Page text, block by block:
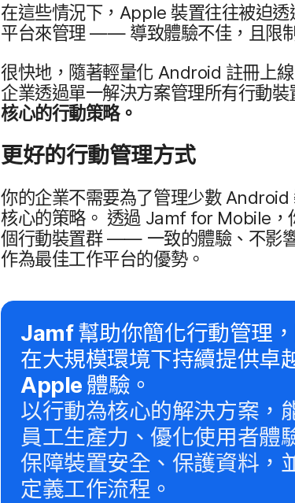
在​這些​情況​下， Apple 裝置​往往​被​迫​透
平台來​管理 —— 導致​體驗​不佳，​且​限
很​快地，​隨著​輕量​化 Android 註冊​上線
企業​透過​單一​解決​方案​管理​所有​行動​裝
核心​的​行動​策略。
更好​的​行動​管理​方式
你​的​企業​不需要​為了​管理​少數Android
核心​的​策略。 透過 Jamf for Mobile
個​行動​裝置​群 —— 一致​的​體驗、​不​影
作為​最佳​工作​平台​的​優勢。
Jamf幫助​你​簡化​行動​管理
在​大規模​環境​下​持續​提供​卓
Apple 體驗。
以​行動為​核心​的​解決​方案，​
員工​生​產力、​優化​使用​者​體
保障​裝置​安全、​保護​資料，​
定義​工作​流程。